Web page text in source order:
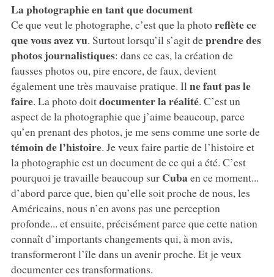
La photographie en tant que document
Ce que veut le photographe, c’est que la photoreflète ce
que vous avez vu. Surtout lorsqu’il s’agit deprendre des
photos journalistiques: dans ce cas, la création de
fausses photos ou, pire encore, de faux, devient
également une très mauvaise pratique. Il ne faut pas le
faire. La photo doitdocumenter la réalité. C’est un
aspect de la photographie que j’aime beaucoup, parce
qu’en prenant des photos, je me sens comme une sorte de
témoin de l’histoire. Je veux faire partie de l’histoire et
la photographie est un document de ce qui a été. C’est
pourquoi je travaille beaucoup sur Cubaen ce moment...
d’abord parce que, bien qu’elle soit proche de nous, les
Américains, nous n’en avons pas une perception
profonde... et ensuite, précisément parce que cette nation
connaît d’importants changements qui, à mon avis,
transformeront l’île dans un avenir proche. Et je veux
documenter ces transformations.